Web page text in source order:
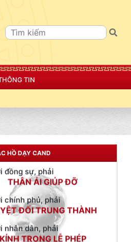
TIN
HỒ DẠY CAND
TƯ CÁCH
CÔNG AN CÁCH MỆNH LÀ:
THÂN ÁI GIÚP ĐỠ
chính phủ, phải
ĐỐI TRUNG THÀNH
nhân dân, phải
TRỌNG LỄ PHÉP
công việc, phải
TẬN TỤY